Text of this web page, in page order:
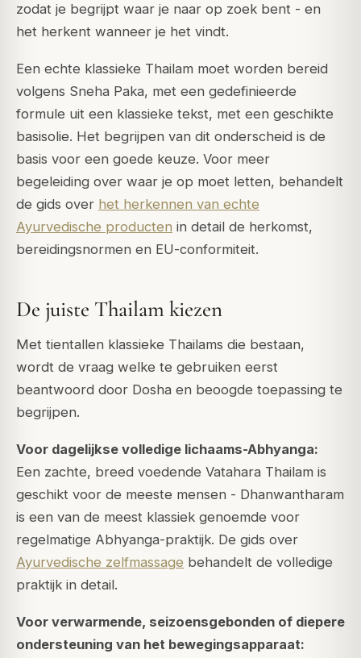
zodat je begrijpt waar je naar op zoek bent - en
het herkent wanneer je het vindt.
Een echte klassieke Thailam moet worden bereid
volgens Sneha Paka, met een gedefinieerde
formule uit een klassieke tekst, met een geschikte
basisolie. Het begrijpen van dit onderscheid is de
basis voor een goede keuze. Voor meer
begeleiding over waar je op moet letten, behandelt
de gids over het herkennen van echte
Ayurvedische producten in detail de herkomst,
bereidingsnormen en EU-conformiteit.
De juiste Thailam kiezen
Met tientallen klassieke Thailams die bestaan,
wordt de vraag welke te gebruiken eerst
beantwoord door Dosha en beoogde toepassing te
begrijpen.
Voor dagelijkse volledige lichaams-Abhyanga:
Een zachte, breed voedende Vatahara Thailam is
geschikt voor de meeste mensen - Dhanwantharam
is een van de meest klassiek genoemde voor
regelmatige Abhyanga-praktijk. De gids over
Ayurvedische zelfmassage behandelt de volledige
praktijk in detail.
Voor verwarmende, seizoensgebonden of diepere
ondersteuning van het bewegingsapparaat: